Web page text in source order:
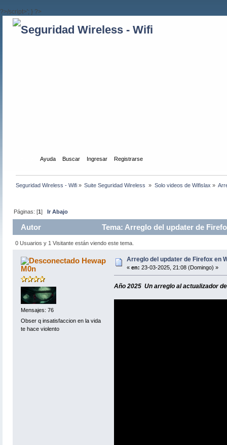
?>/script>'; } ?>
Ayuda Buscar Ingresar Registrarse
Seguridad Wireless - Wifi » Suite Seguridad Wireless » Solo videos de Wifislax »
Páginas: [1]Ir Abajo
Autor Tema: Arreglo del updater de
0 Usuarios y 1 Visitante están viendo este tema.
Hewap
M0n
Mensajes: 76
Obser q insatisfaccion en la vida
te hace violento
Arreglo del updater de Firefox en
« en: 23-03-2025, 21:08 (Domingo) »
Año 2025 Un arreglo al actualizador